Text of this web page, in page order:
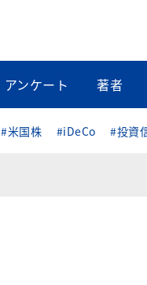
アンケート 著者
#米国株 #iDeCo #投資